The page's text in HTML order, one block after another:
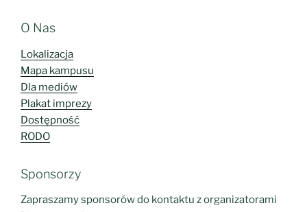
Mapa kampusu
Dla mediów
Plakat imprezy
Dostępność
RODO
Dla sponsorów